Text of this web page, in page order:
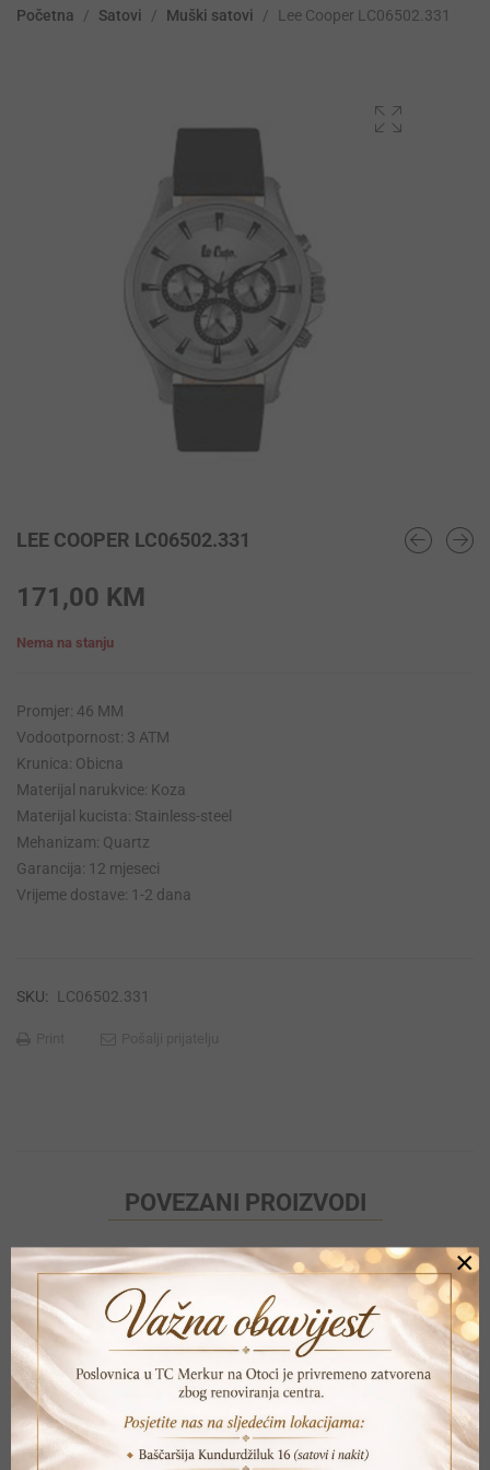
Početna / Satovi / Muški satovi / Lee Cooper LC06502.331
LEE COOPER LC06502.331
171,00 KM
Nema na stanju
Promjer: 46 MM
Vodootpornost: 3 ATM
Krunica: Obicna
Materijal narukvice: Koza
Materijal kucista: Stainless-steel
Mehanizam: Quartz
Garancija: 12 mjeseci
Vrijeme dostave: 1-2 dana
SKU: LC06502.331
POVEZANI PROIZVODI
×